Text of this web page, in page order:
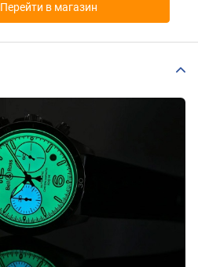
Перейти в магазин